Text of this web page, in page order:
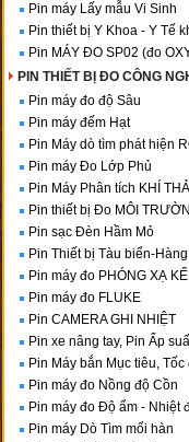
Pin máy Lấy mẫu Vi Sinh
Pin thiết bị Y Khoa - Y Tế
Pin MÁY ĐO SP02 (đo
PIN THIẾT BỊ ĐO CÔNG
Pin máy đo độ Sâu
Pin máy đếm Hạt
Pin Máy dò tìm phát hiện
Pin máy Đo Lớp Phủ
Pin Máy Phân tích KHÍ THẢI
Pin thiết bị Đo MÔI
Pin sạc Đèn Hầm Mỏ
Pin Thiết bị Tàu biển-
Pin máy đo PHÓNG XẠ KẾ
Pin máy đo FLUKE
Pin CAMERA GHI NHIỆT
Pin xe nâng tay, Pin Ấp
Pin Máy bắn Mục tiêu, Tốc
Pin máy đo Nồng độ Cồn
Pin máy đo Độ ẩm - Nhiệt
Pin máy Dò Tìm mối hàn